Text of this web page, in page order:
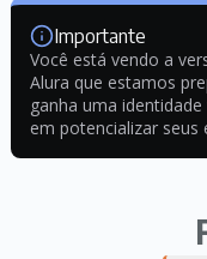
Importante
Você está vendo a
Alura que estamos
ganha uma
em potencializar seus